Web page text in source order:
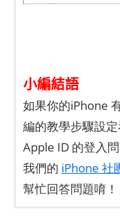
小編結語
如果你的iPhone
編的教學步驟設
Apple ID 的登入
我們的 iPhone 社
幫忙回答問題唷！